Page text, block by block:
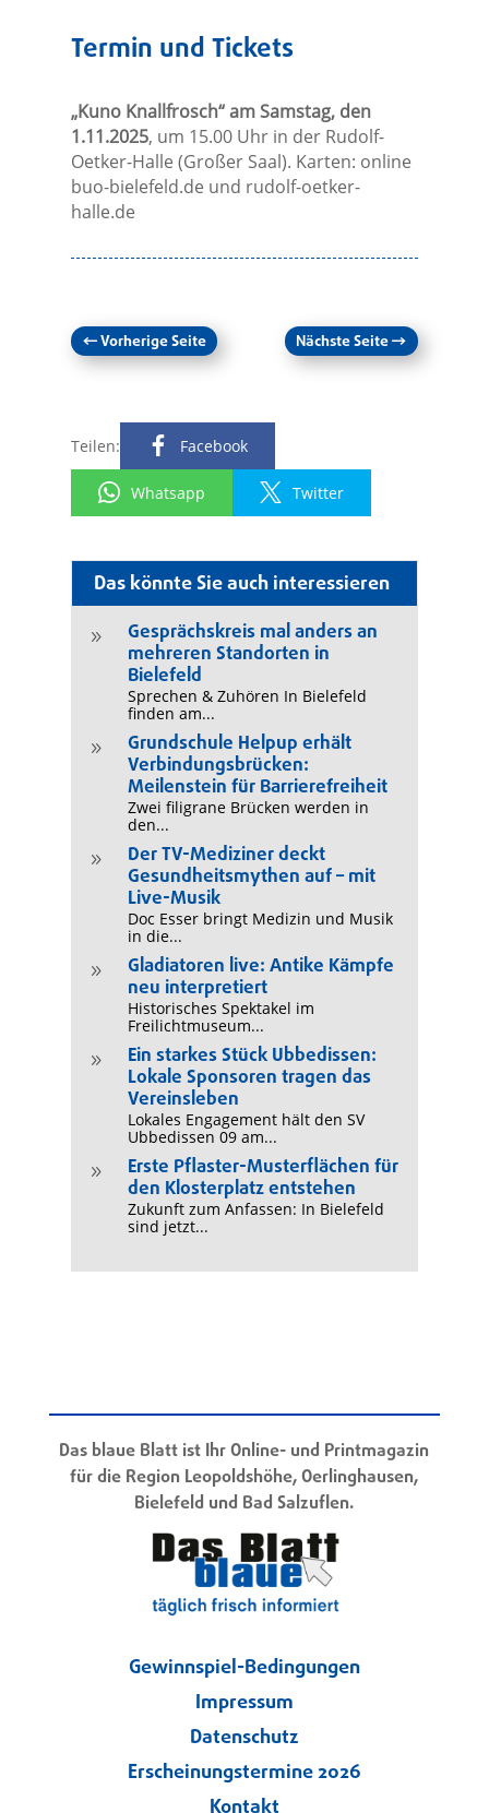
Das könnte Sie auch interessieren
9
Gesprächskreis mal anders an
mehreren Standorten in
Bielefeld
Sprechen & Zuhören In Bielefeld
finden am...
9
Grundschule Helpup erhält
Verbindungsbrücken:
Meilenstein für Barrierefreiheit
Zwei filigrane Brücken werden in
den...
9
Der TV-Mediziner deckt
Gesundheitsmythen auf – mit
Live-Musik
Doc Esser bringt Medizin und Musik
in die...
9
Gladiatoren live: Antike Kämpfe
neu interpretiert
Historisches Spektakel im
Freilichtmuseum...
9
Ein starkes Stück Ubbedissen:
Lokale Sponsoren tragen das
Vereinsleben
Lokales Engagement hält den SV
Ubbedissen 09 am...
9
Erste Pflaster-Musterflächen für
den Klosterplatz entstehen
Zukunft zum Anfassen: In Bielefeld
sind jetzt...
Termin und Tickets
„Kuno Knallfrosch“ am Samstag, den
1.11.2025, um 15.00 Uhr in der Rudolf-
Oetker-Halle (Großer Saal). Karten: online
buo-bielefeld.de und rudolf-oetker-
halle.de
←Vorherige Seite Nächste Seite→
Teilen: Facebook
Whatsapp Twitter
Das blaue Blatt ist Ihr Online- und Printmagazin
für die Region Leopoldshöhe, Oerlinghausen,
Bielefeld und Bad Salzuflen.
Gewinnspiel-Bedingungen
Impressum
Datenschutz
Erscheinungstermine 2026